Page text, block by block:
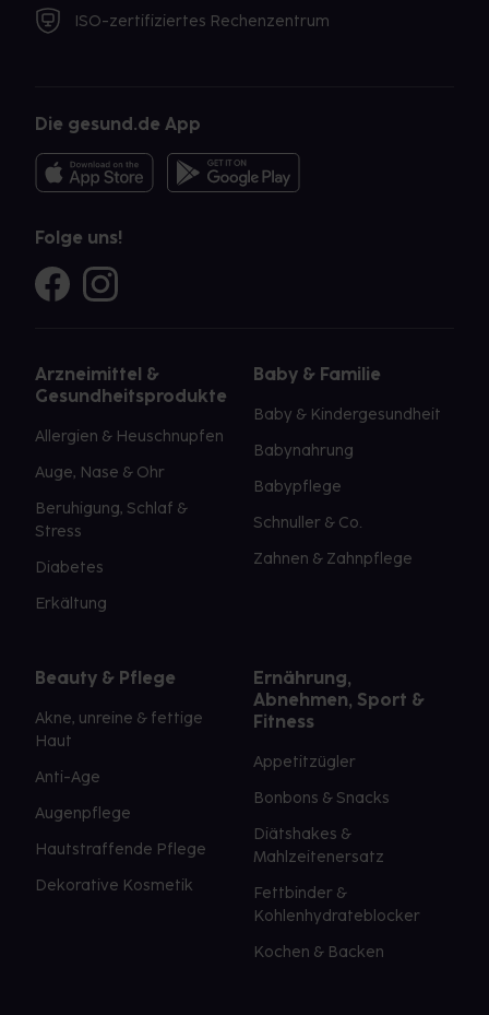
ISO-zertifiziertes Rechenzentrum
Die gesund.de App
Folge uns!
Arzneimittel &
Gesundheitsprodukte
Allergien & Heuschnupfen
Auge, Nase & Ohr
Beruhigung, Schlaf &
Stress
Diabetes
Erkältung
Baby & Familie
Baby & Kindergesundheit
Babynahrung
Babypflege
Schnuller & Co.
Zahnen & Zahnpflege
Beauty & Pflege
Akne, unreine & fettige
Haut
Anti-Age
Augenpflege
Hautstraffende Pflege
Dekorative Kosmetik
Ernährung,
Abnehmen, Sport &
Fitness
Appetitzügler
Bonbons & Snacks
Diätshakes &
Mahlzeitenersatz
Fettbinder &
Kohlenhydrateblocker
Kochen & Backen